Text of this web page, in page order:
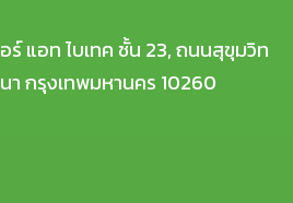
ร์ แอท ไบเทค ชั้น 23, ถนนสุขุมวิท
า กรุงเทพมหานคร 10260